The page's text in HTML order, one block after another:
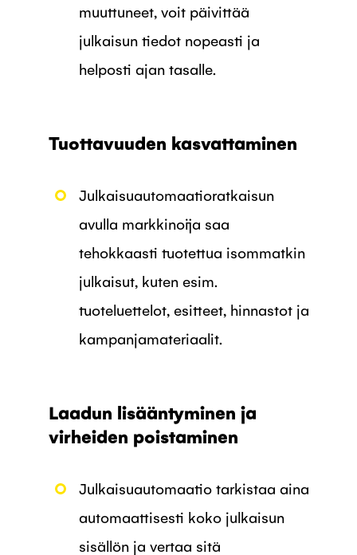
muuttuneet, voit päivittää
julkaisun tiedot nopeasti ja
helposti ajan tasalle.
Tuottavuuden kasvattaminen
Julkaisuautomaatioratkaisun
avulla markkinoija saa
tehokkaasti tuotettua isommatkin
julkaisut, kuten esim.
tuoteluettelot, esitteet, hinnastot ja
kampanjamateriaalit.
Laadun lisääntyminen ja
virheiden poistaminen
Julkaisuautomaatio tarkistaa aina
automaattisesti koko julkaisun
sisällön ja vertaa sitä